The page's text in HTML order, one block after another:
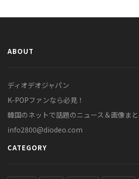
ABOUT
ディオデオジャパン
K-POPファンなら必見！
韓国のネットで話題のニュース＆画像ま
info2800@diodeo.com
CATEGORY